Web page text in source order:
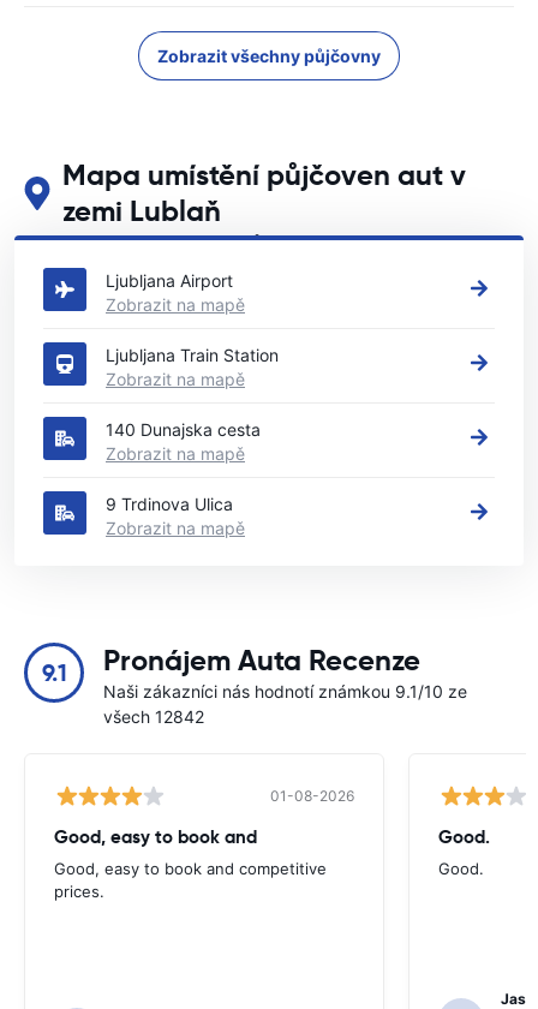
Zobrazit všechny půjčovny
Mapa umístění půjčoven aut v
zemi Lublaň
Podívejte se na naše hlavní půjčovny aut v zemi Lublaň
Ljubljana Airport
Zobrazit na mapě
Ljubljana Train Station
Zobrazit na mapě
140 Dunajska cesta
Zobrazit na mapě
9 Trdinova Ulica
Zobrazit na mapě
9.1 Pronájem Auta Recenze
Naši zákazníci nás hodnotí známkou 9.1/10 ze
všech 12842
01-08-2026
Good, easy to book and
Good, easy to book and competitive
prices.
Good.
Good.